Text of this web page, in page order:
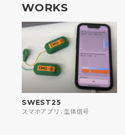
WORKS
SWEST25
スマホアプリ , 生体信号